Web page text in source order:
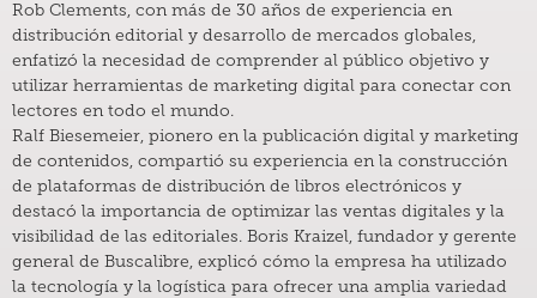
Rob Clements, con más de 30 años de experiencia en
distribución editorial y desarrollo de mercados globales,
enfatizó la necesidad de comprender al público objetivo y
utilizar herramientas de marketing digital para conectar con
lectores en todo el mundo.
Ralf Biesemeier, pionero en la publicación digital y marketing
de contenidos, compartió su experiencia en la construcción
de plataformas de distribución de libros electrónicos y
destacó la importancia de optimizar las ventas digitales y la
visibilidad de las editoriales. Boris Kraizel, fundador y gerente
general de Buscalibre, explicó cómo la empresa ha utilizado
la tecnología y la logística para ofrecer una amplia variedad